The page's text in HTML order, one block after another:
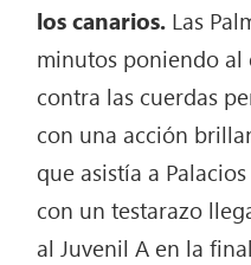
los canarios. Las
minutos poniendo
contra las cuerdas
con una acción
que asistía a
con un testarazo
al Juvenil A en la